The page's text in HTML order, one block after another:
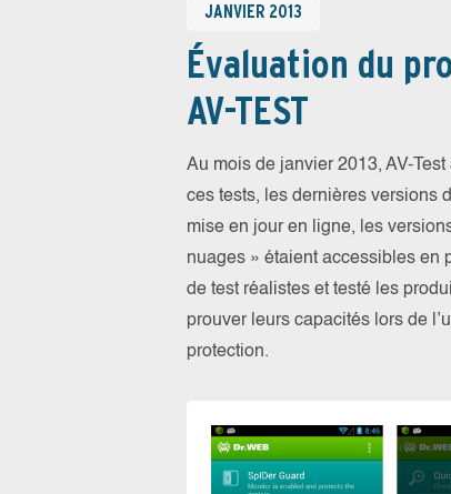
JANVIER 2013
Évaluation du
AV-TEST
Au mois de janvier 2013, AV-
ces tests, les dernières versions
mise en jour en ligne, les
nuages » étaient accessibles en
de test réalistes et testé les
prouver leurs capacités lors de
protection.